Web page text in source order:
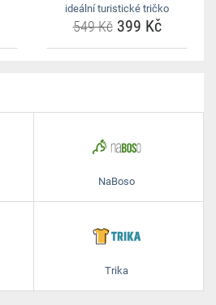
ideální turistické tričko
549 Kč399 Kč
NaBoso
Trika